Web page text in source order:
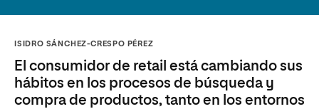
ISIDRO SÁNCHEZ-CRESPO PÉREZ
El consumidor de retail está cambiando sus
hábitos en los procesos de búsqueda y
compra de productos, tanto en los entornos